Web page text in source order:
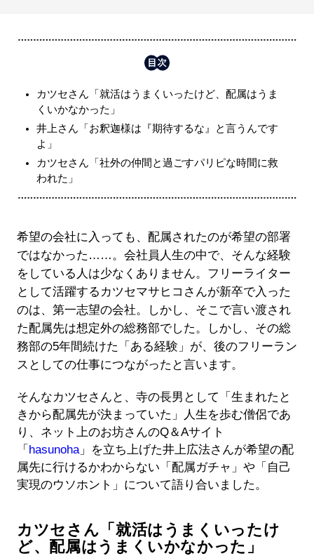
カツセさん「就活はうまくいったけど、配属はうま
くいかなかった」
井上さん「お釈迦様は『期待するな』と言うんです
よ」
カツセさん「社外の仲間と過ごすパリピな時間に救
われた」
希望の会社に入っても、配属されたのが希望の部署
ではなかった……。会社員人生の中で、そんな経験
をしている人は少なくありません。フリーライター
として活躍するカツセマサヒコさんが新卒で入った
のは、第一志望の会社。しかし、そこで言い渡され
た配属先は想定外の総務部でした。しかし、その総
務部の5年間続けた「ある経験」が、後のフリーラン
スとしての仕事につながったと言います。
そんなカツセさんと、寺の長男として「生まれたと
きから配属先が決まっていた」人生を歩む僧侶であ
り、ネット上のお坊さんのQ＆Aサイト
「 hasunoha」を立ち上げた井上広法さんが希望の配
属先に行けるかわからない「配属ガチャ」や「自己
実現のウソホント」について語り合いました。
カツセさん「就活はうまくいったけ
ど、配属はうまくいかなかった」